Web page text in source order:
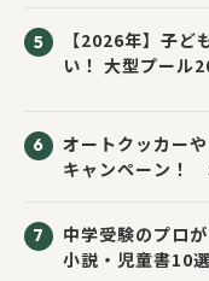
【2026年】子ど
い！ 大型プール
オートクッカー
キャンペーン！
中学受験のプロ
小説・児童書10選